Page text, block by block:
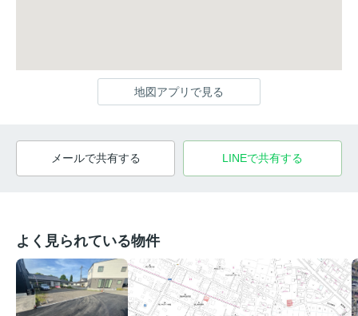
地図アプリで見る
メールで共有する LINEで共有する
よく見られている物件